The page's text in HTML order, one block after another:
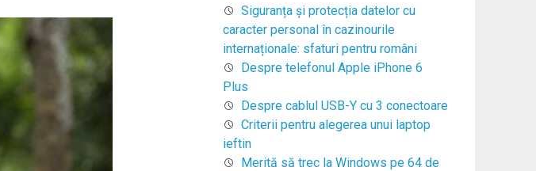
Siguranța și protecția datelor cu
caracter personal în cazinourile
internaționale: sfaturi pentru români
Despre telefonul Apple iPhone 6
Plus
Despre cablul USB-Y cu 3 conectoare
Criterii pentru alegerea unui laptop
ieftin
Merită să trec la Windows pe 64 de